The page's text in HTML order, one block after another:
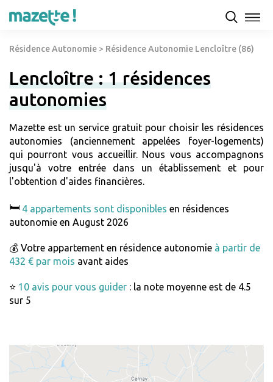
Résidence Autonomie > Résidence Autonomie Lencloître (86)
Lencloître : 1 résidences
autonomies
Mazette est un service gratuit pour choisir les résidences
autonomies (anciennement appelées foyer-logements)
qui pourront vous accueillir. Nous vous accompagnons
jusqu'à votre entrée dans un établissement et pour
l'obtention d'aides financières.
🛏️ 4 appartements sont disponibles en résidences
autonomie en August 2026
💰 Votre appartement en résidence autonomie à partir de
432 € par mois avant aides
⭐ 10 avis pour vous guider : la note moyenne est de 4.5
sur 5